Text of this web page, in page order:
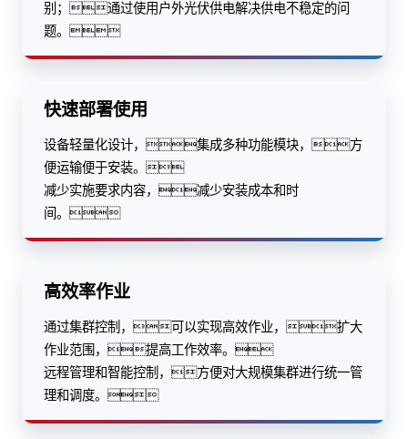
别；通过使用户外光伏供电解决供电不稳定的问
题。
快速部署使用
设备轻量化设计，集成多种功能模块，方
便运输便于安装。
减少实施要求内容，减少安装成本和时
间。
高效率作业
通过集群控制，可以实现高效作业，扩大
作业范围，提高工作效率。
远程管理和智能控制，方便对大规模集群进行统一管
理和调度。